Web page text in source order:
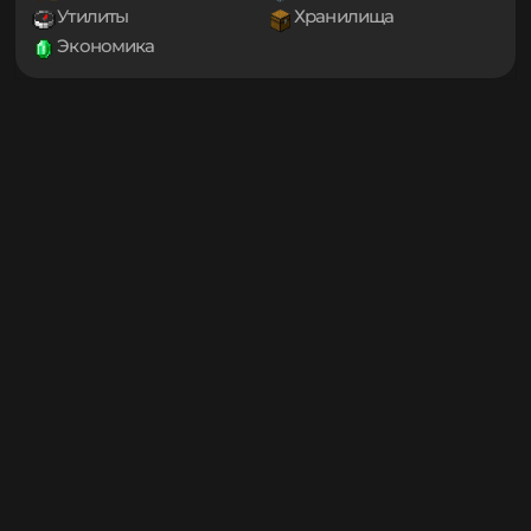
1.19.3
1.19.2
1.19.1
Мини-игры
Мобы
Оптимизация